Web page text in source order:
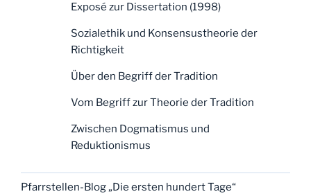
Exposé zur Dissertation (1998)
Sozialethik und Konsensustheorie der
Richtigkeit
Über den Begriff der Tradition
Vom Begriff zur Theorie der Tradition
Zwischen Dogmatismus und
Reduktionismus
Pfarrstellen-Blog „Die ersten hundert Tage“